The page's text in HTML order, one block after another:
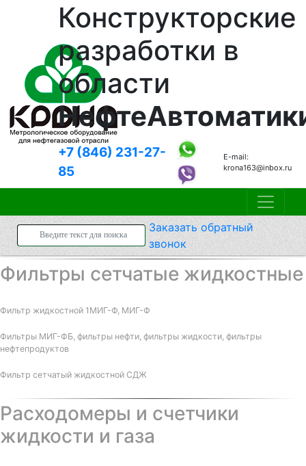
Конструкторские
разработки в
области
+7 (846) 231-27-
85
E-mail:
krona163@inbox.ru
Заказатьобратный
звонок
Фильтры сетчатые жидкостные
Фильтр жидкостной 1МИГ-Ф, МИГ-Ф
Фильтры МИГ-ФБ, фильтры нефти, фильтры жидкости, фильтры
нефтепродуктов
Фильтр сетчатый жидкостной СДЖ
Расходомеры и счетчики
жидкости и газа